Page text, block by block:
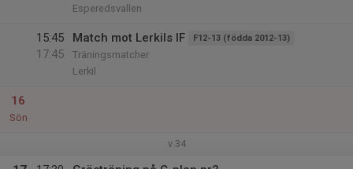
Esperedsvallen
15:45
17:45
Match mot Lerkils IF F12-13 (födda 2012-13)
Träningsmatcher
Lerkil
16
Sön
v.34